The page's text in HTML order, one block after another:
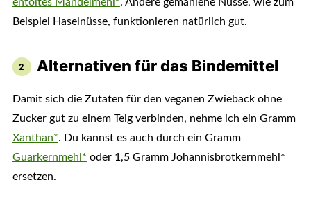
entöltes Mandelmehl*. Andere gemahlene Nüsse, wie zum
Beispiel Haselnüsse, funktionieren natürlich gut.
Alternativen für das Bindemittel
Damit sich die Zutaten für den veganen Zwieback ohne
Zucker gut zu einem Teig verbinden, nehme ich ein Gramm
Xanthan*. Du kannst es auch durch ein Gramm
Guarkernmehl* oder 1,5 Gramm Johannisbrotkernmehl*
ersetzen.